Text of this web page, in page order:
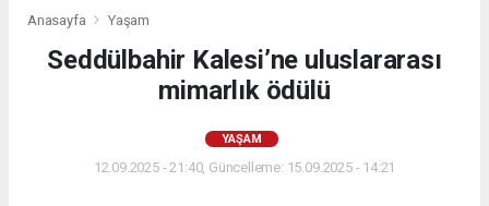
Anasayfa Yaşam
Seddülbahir Kalesi’ne uluslararası
mimarlık ödülü
YAŞAM
12.09.2025 - 21:40, Güncelleme: 15.09.2025 - 14:21